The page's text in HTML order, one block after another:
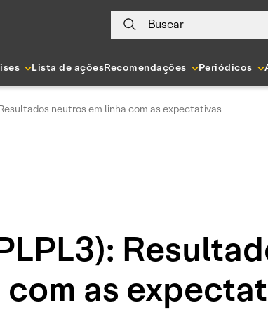
Buscar
Lista de açõesRecomendações Periódicos
neutros em linha com as expectativas
com as